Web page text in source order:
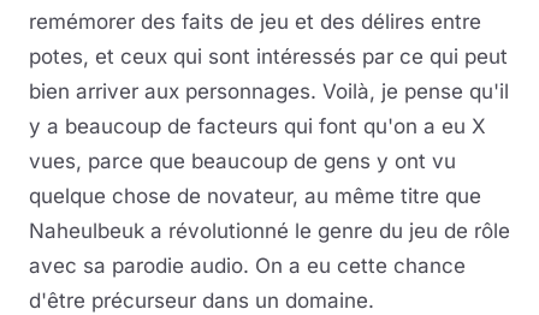
remémorer des faits de jeu et des délires entre
potes, et ceux qui sont intéressés par ce qui peut
bien arriver aux personnages. Voilà, je pense qu'il
y a beaucoup de facteurs qui font qu'on a eu X
vues, parce que beaucoup de gens y ont vu
quelque chose de novateur, au même titre que
Naheulbeuk a révolutionné le genre du jeu de rôle
avec sa parodie audio. On a eu cette chance
d'être précurseur dans un domaine.